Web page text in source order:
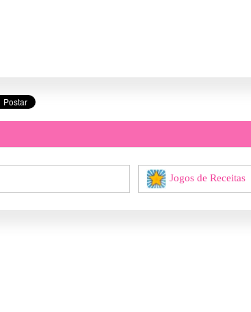
Jogos de Receitas